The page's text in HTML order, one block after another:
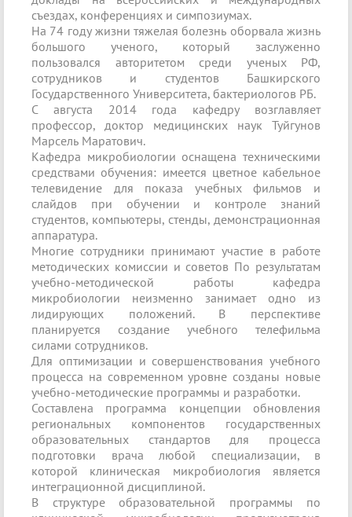
съездах, конференциях и симпозиумах.
На 74 году жизни тяжелая болезнь оборвала жизнь
большого ученого, который заслуженно
пользовался авторитетом среди ученых РФ,
сотрудников и студентов Башкирского
Государственного Университета, бактериологов РБ.
С августа 2014 года кафедру возглавляет
профессор, доктор медицинских наук Туйгунов
Марсель Маратович.
Кафедра микробиологии оснащена техническими
средствами обучения: имеется цветное кабельное
телевидение для показа учебных фильмов и
слайдов при обучении и контроле знаний
студентов, компьютеры, стенды, демонстрационная
аппаратура.
Многие сотрудники принимают участие в работе
методических комиссии и советов По результатам
учебно-методической работы кафедра
микробиологии неизменно занимает одно из
лидирующих положений. В перспективе
планируется создание учебного телефильма
силами сотрудников.
Для оптимизации и совершенствования учебного
процесса на современном уровне созданы новые
учебно-методические программы и разработки.
Составлена программа концепции обновления
региональных компонентов государственных
образовательных стандартов для процесса
подготовки врача любой специализации, в
которой клиническая микробиология является
интеграционной дисциплиной.
В структуре образовательной программы по